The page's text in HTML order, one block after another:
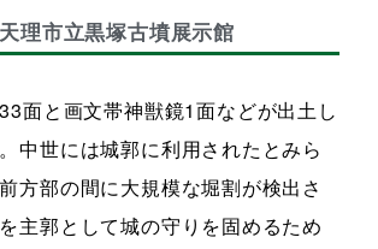
理市立黒塚古墳展示館
面と画文帯神獣鏡1面などが出土し
中世には城郭に利用されたとみら
方部の間に大規模な堀割が検出さ
主郭として城の守りを固めるため